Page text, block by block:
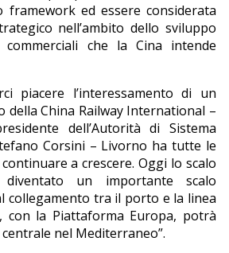
ed essere considerata
nell’ambito dello sviluppo
che la Cina intende
piacere l’interessamento di un
della China Railway International –
dell’Autorità di Sistema
Corsini – Livorno ha tutte le
a crescere. Oggi lo scalo
un importante scalo
collegamento tra il porto e la linea
con la Piattaforma Europa, potrà
nel Mediterraneo”.